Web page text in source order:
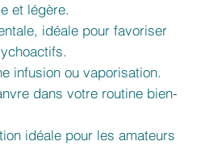
et légère.
idéale pour favoriser
infusion ou vaporisation.
dans votre routine bien-
idéale pour les amateurs